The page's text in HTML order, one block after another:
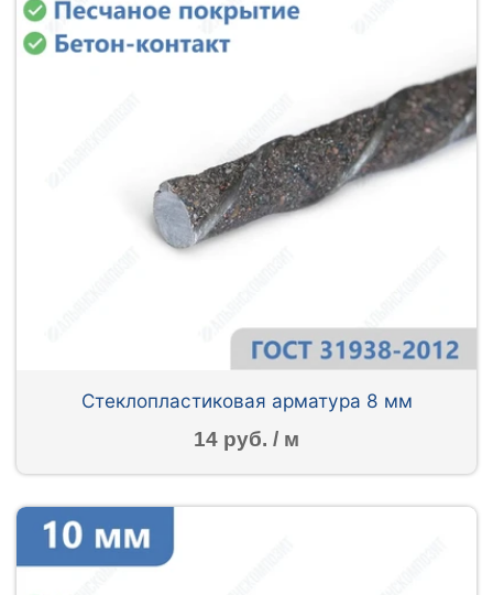
Стеклопластиковая арматура 8 мм
14 руб. / м